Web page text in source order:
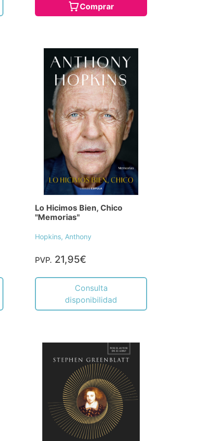
Comprar
Lo Hicimos Bien, Chico
"Memorias"
Hopkins, Anthony
PVP. 21,95€
Consulta
disponibilidad